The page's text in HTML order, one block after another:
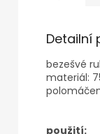
Detailní
bezešvé
materiál:
použití: